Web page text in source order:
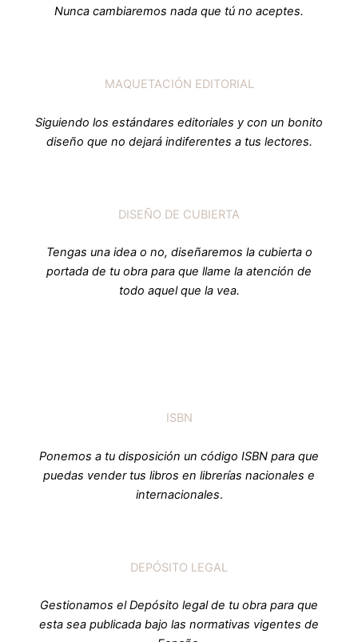
Nunca cambiaremos nada que tú no aceptes.
MAQUETACIÓN EDITORIAL
Siguiendo los estándares editoriales y con un bonito
diseño que no dejará indiferentes a tus lectores.
DISEÑO DE CUBIERTA
Tengas una idea o no, diseñaremos la cubierta o
portada de tu obra para que llame la atención de
todo aquel que la vea.
ISBN
Ponemos a tu disposición un código ISBN para que
puedas vender tus libros en librerías nacionales e
internacionales.
DEPÓSITO LEGAL
Gestionamos el Depósito legal de tu obra para que
esta sea publicada bajo las normativas vigentes de